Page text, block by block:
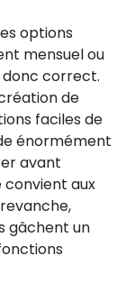
options
mensuel ou
donc correct.
de
faciles de
énormément
avant
convient aux
gâchent un